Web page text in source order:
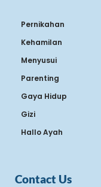
Pernikahan
Kehamilan
Menyusui
Parenting
Gaya Hidup
Gizi
Hallo Ayah
Contact Us